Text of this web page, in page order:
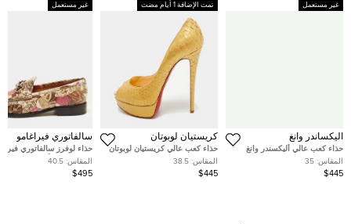
غير مستعمل
اليكساندر وانغ
حذاء كعب عالي أليكسندر وانغ
دلفين مرصع بالكريستال ساتان
أسود مقاس 35
المقاس: 35
$445
تمت الإضافة 1 أيام مضت
كريستيان لوبوتان
حذاء كعب عالي كريستيان لوبوتان
فيري بريفي جلد ثعبان ذهبي نعل
سميك مقدمة مفتوحة مقاس 38.5
المقاس: 38.5
$445
غير مستعمل
سالفاتوري فيراغامو
حذاء لوفرز سالفاتوري
غانشيني جلد أسود مقاس 41
المقاس: 40.5
$495